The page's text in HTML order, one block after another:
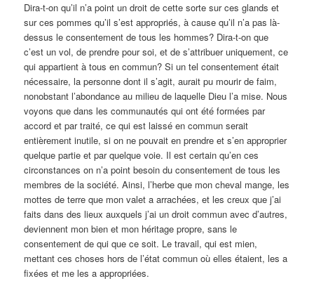
Dira-t-on qu’il n’a point un droit de cette sorte sur ces glands et
sur ces pommes qu’il s’est appropriés, à cause qu’il n’a pas là-
dessus le consentement de tous les hommes? Dira-t-on que
c’est un vol, de prendre pour soi, et de s’attribuer uniquement, ce
qui appartient à tous en commun? Si un tel consentement était
nécessaire, la personne dont il s’agit, aurait pu mourir de faim,
nonobstant l’abondance au milieu de laquelle Dieu l’a mise. Nous
voyons que dans les communautés qui ont été formées par
accord et par traité, ce qui est laissé en commun serait
entièrement inutile, si on ne pouvait en prendre et s’en approprier
quelque partie et par quelque voie. Il est certain qu’en ces
circonstances on n’a point besoin du consentement de tous les
membres de la société. Ainsi, l’herbe que mon cheval mange, les
mottes de terre que mon valet a arrachées, et les creux que j’ai
faits dans des lieux auxquels j’ai un droit commun avec d’autres,
deviennent mon bien et mon héritage propre, sans le
consentement de qui que ce soit. Le travail, qui est mien,
mettant ces choses hors de l’état commun où elles étaient, les a
fixées et me les a appropriées.